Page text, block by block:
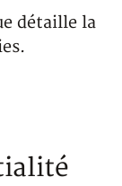
détaille la